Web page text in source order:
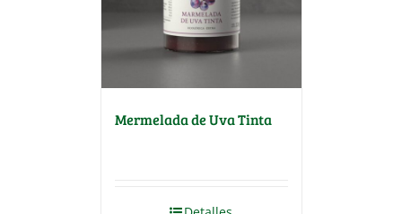
Mermelada de Uva Tinta